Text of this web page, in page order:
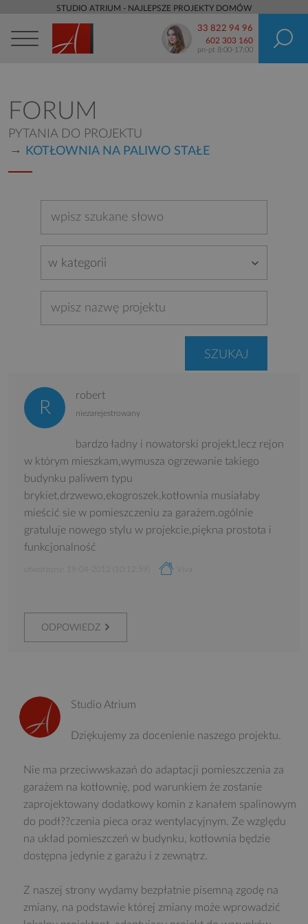
STUDIO ATRIUM - NAJLEPSZE PROJEKTY DOMÓW
33 822 94 96
602 303 160
pn-pt 8:00-17:00
FORUM
PYTANIA DO PROJEKTU
KOTŁOWNIA NA PALIWO STAŁE
w kategorii
robert
niezarejestrowany
bardzo ładny i nowatorski projekt,lecz rejon
w którym mieszkam,wymusza ogrzewanie takiego
budynku paliwem typu
brykiet,drzwewo,ekogroszek,kotłownia musiałaby
mieścić sie w pomieszczeniu za garażem.ogólnie
gratuluje nowego stylu w projekcie,piękna prostota i
funkcjonalność
utworzony: 19-04-2012 (10:12:59)
ODPOWIEDZ
Studio Atrium
Dziękujemy za docenienie naszego projektu.
Nie ma przeciwwskazań do adaptacji pomieszczenia za
garażem na kotłownię, pod warunkiem że zostanie
zaprojektowany dodatkowy komin z kanałem spalinowym
do podł??czenia pieca oraz wentylacyjnym. Ze względu
na układ pomieszczeń w budynku, kotłownia będzie
dostępna jedynie z garażu i z zewnątrz.
Z naszej strony wydamy bezpłatnie pisemną zgodę na
zmiany, na podstawie której zmiany może wprowadzić